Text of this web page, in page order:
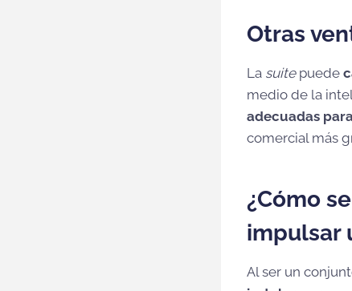
Otras
La suite puede
medio de la
adecuadas
comercial más
¿Cómo
impulsar
Al ser un